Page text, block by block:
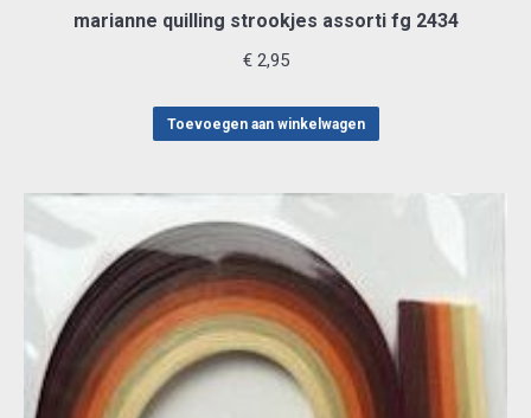
marianne quilling strookjes assorti fg 2434
€2,95
Toevoegen aan winkelwagen